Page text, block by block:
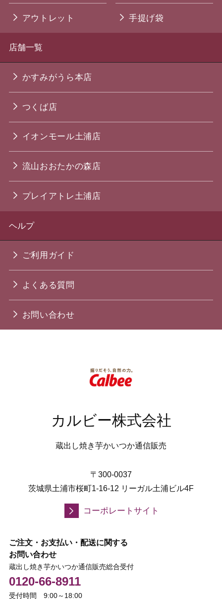
アウトレット 手提げ袋
店舗一覧
かすみがうら本店
つくば店
イオンモール土浦店
流山おおたかの森店
プレイアトレ土浦店
ヘルプ
ご利用ガイド
よくある質問
お問い合わせ
カルビー株式会社
蔵出し焼き芋かいつか通信販売
〒300-0037
茨城県土浦市桜町1-16-12 リーガル土浦ビル4F
コーポレートサイト
ご注文・お支払い・配送に関する
お問い合わせ
蔵出し焼き芋かいつか通信販売総合受付
0120-66-8911
受付時間 9:00～18:00